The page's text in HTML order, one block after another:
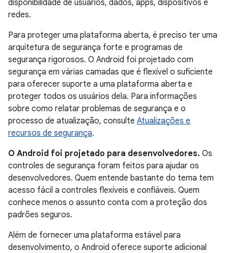
disponibilidade de usuários, dados, apps, dispositivos e
redes.
Para proteger uma plataforma aberta, é preciso ter uma
arquitetura de segurança forte e programas de
segurança rigorosos. O Android foi projetado com
segurança em várias camadas que é flexível o suficiente
para oferecer suporte a uma plataforma aberta e
proteger todos os usuários dela. Para informações
sobre como relatar problemas de segurança e o
processo de atualização, consulte Atualizações e
recursos de segurança.
O Android foi projetado para desenvolvedores. Os
controles de segurança foram feitos para ajudar os
desenvolvedores. Quem entende bastante do tema tem
acesso fácil a controles flexíveis e confiáveis. Quem
conhece menos o assunto conta com a proteção dos
padrões seguros.
Além de fornecer uma plataforma estável para
desenvolvimento, o Android oferece suporte adicional